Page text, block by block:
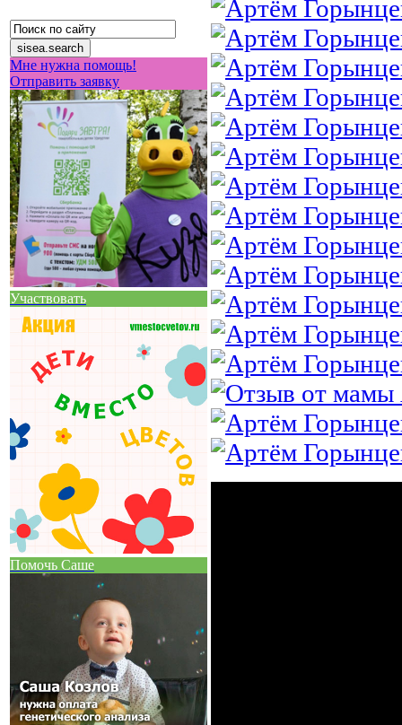
Мне нужна помощь!
Отправить заявку
Участвовать
Помочь Саше